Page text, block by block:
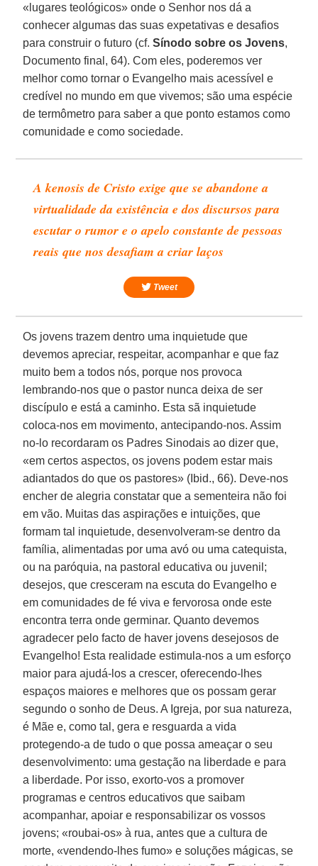
«lugares teológicos» onde o Senhor nos dá a
conhecer algumas das suas expetativas e desafios
para construir o futuro (cf.Sínodo sobre os Jovens,
Documento final, 64). Com eles, poderemos ver
melhor como tornar o Evangelho mais acessível e
credível no mundo em que vivemos; são uma espécie
de termômetro para saber a que ponto estamos como
comunidade e como sociedade.
Akenosis de Cristo exige que se abandone a
virtualidade da existência e dos discursos para
escutar o rumor e o apelo constante de pessoas
reais que nos desafiam a criar laços
Tweet
Os jovens trazem dentro uma inquietude que
devemos apreciar, respeitar, acompanhar e que faz
muito bem a todos nós, porque nos provoca
lembrando-nos que o pastor nunca deixa de ser
discípulo e está a caminho. Esta sã inquietude
coloca-nos em movimento, antecipando-nos. Assim
no-lo recordaram os Padres Sinodais ao dizer que,
«em certos aspectos, os jovens podem estar mais
adiantados do que os pastores» (Ibid., 66). Deve-nos
encher de alegria constatar que a sementeira não foi
em vão. Muitas das aspirações e intuições, que
formam tal inquietude, desenvolveram-se dentro da
família, alimentadas por uma avó ou uma catequista,
ou na paróquia, na pastoral educativa ou juvenil;
desejos, que cresceram na escuta do Evangelho e
em comunidades de fé viva e fervorosa onde este
encontra terra onde germinar. Quanto devemos
agradecer pelo facto de haver jovens desejosos de
Evangelho! Esta realidade estimula-nos a um esforço
maior para ajudá-los a crescer, oferecendo-lhes
espaços maiores e melhores que os possam gerar
segundo o sonho de Deus. A Igreja, por sua natureza,
é Mãe e, como tal, gera e resguarda a vida
protegendo-a de tudo o que possa ameaçar o seu
desenvolvimento: uma gestação na liberdade e para
a liberdade. Por isso, exorto-vos a promover
programas e centros educativos que saibam
acompanhar, apoiar e responsabilizar os vossos
jovens; «roubai-os» à rua, antes que a cultura de
morte, «vendendo-lhes fumo» e soluções mágicas, se